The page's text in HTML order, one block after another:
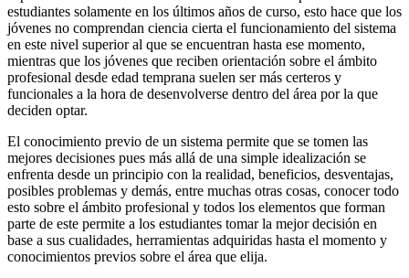
estudiantes solamente en los últimos años de curso, esto hace que los
jóvenes no comprendan ciencia cierta el funcionamiento del sistema
en este nivel superior al que se encuentran hasta ese momento,
mientras que los jóvenes que reciben orientación sobre el ámbito
profesional desde edad temprana suelen ser más certeros y
funcionales a la hora de desenvolverse dentro del área por la que
deciden optar.
El conocimiento previo de un sistema permite que se tomen las
mejores decisiones pues más allá de una simple idealización se
enfrenta desde un principio con la realidad, beneficios, desventajas,
posibles problemas y demás, entre muchas otras cosas, conocer todo
esto sobre el ámbito profesional y todos los elementos que forman
parte de este permite a los estudiantes tomar la mejor decisión en
base a sus cualidades, herramientas adquiridas hasta el momento y
conocimientos previos sobre el área que elija.